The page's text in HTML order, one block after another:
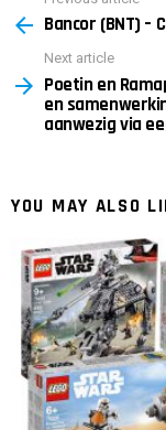
more Bancor (BNT) –
Next article
Poetin en
en
aanwezig via
YOU MAY ALSO